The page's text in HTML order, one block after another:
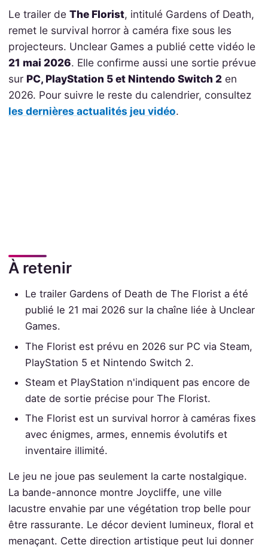
Le trailer de The Florist, intitulé Gardens of Death,
remet le survival horror à caméra fixe sous les
projecteurs. Unclear Games a publié cette vidéo le
21 mai 2026. Elle confirme aussi une sortie prévue
sur PC, PlayStation 5 et Nintendo Switch 2en
2026. Pour suivre le reste du calendrier, consultez
les dernières actualités jeu vidéo.
À retenir
Le trailer Gardens of Death de The Florist a été
publié le 21 mai 2026 sur la chaîne liée à Unclear
Games.
The Florist est prévu en 2026 sur PC via Steam,
PlayStation 5 et Nintendo Switch 2.
Steam et PlayStation n'indiquent pas encore de
date de sortie précise pour The Florist.
The Florist est un survival horror à caméras fixes
avec énigmes, armes, ennemis évolutifs et
inventaire illimité.
Le jeu ne joue pas seulement la carte nostalgique.
La bande-annonce montre Joycliffe, une ville
lacustre envahie par une végétation trop belle pour
être rassurante. Le décor devient lumineux, floral et
menaçant. Cette direction artistique peut lui donner